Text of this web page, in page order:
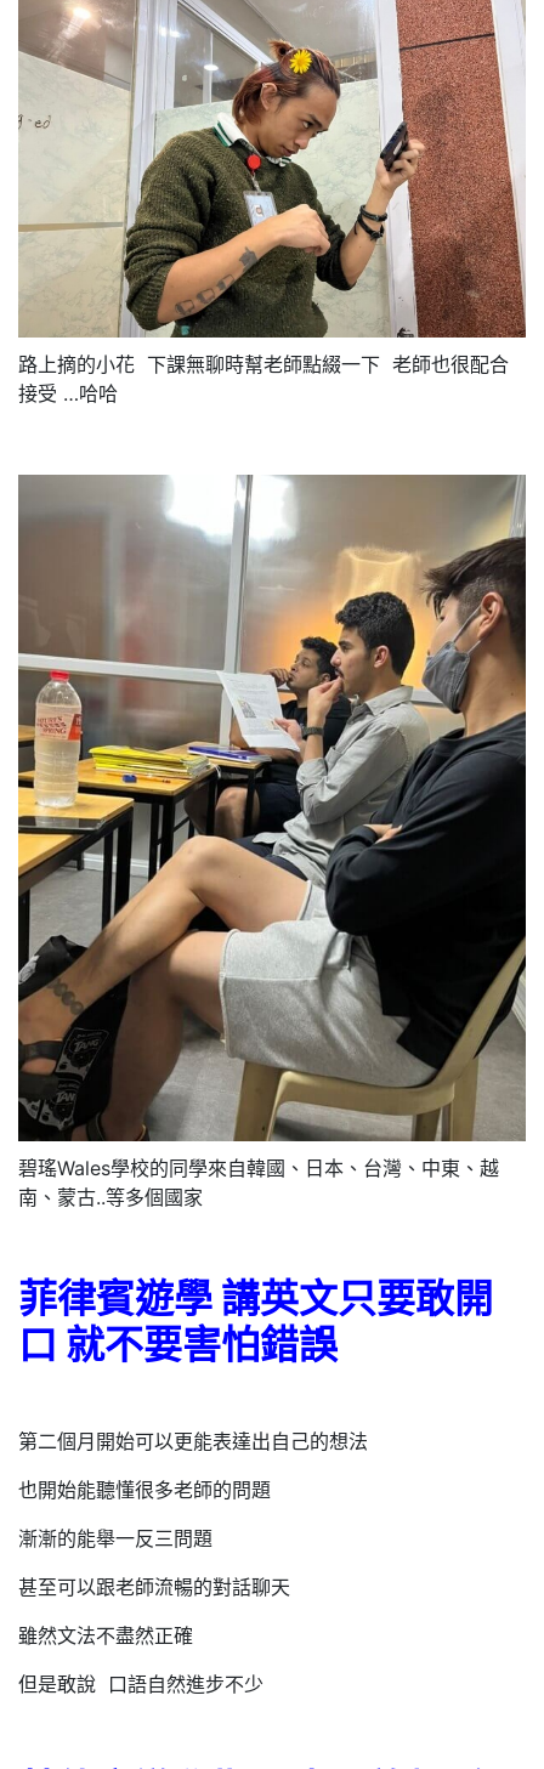
路上摘的小花 下課無聊時幫老師點綴一下 老師也很配合
接受 …哈哈
碧瑤Wales學校的同學來自韓國、日本、台灣、中東、越
南、蒙古..等多個國家
菲律賓遊學 講英文只要敢開
口 就不要害怕錯誤
第二個月開始可以更能表達出自己的想法
也開始能聽懂很多老師的問題
漸漸的能舉一反三問題
甚至可以跟老師流暢的對話聊天
雖然文法不盡然正確
但是敢說 口語自然進步不少